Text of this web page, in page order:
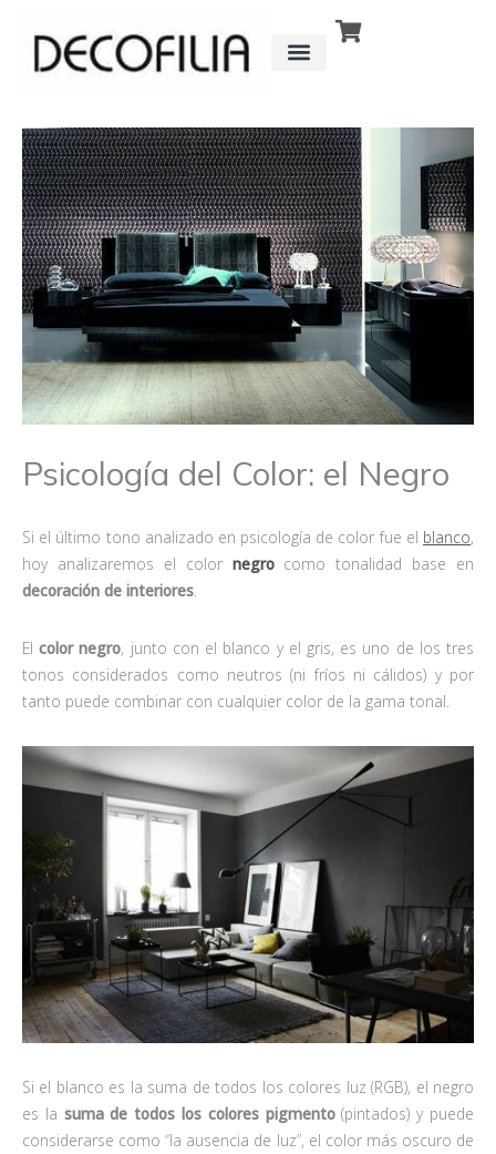
contenido
Psicología del Color: el Negro
Si el último tono analizado en psicología de color fue el blanco,
hoy analizaremos el color negrocomo tonalidad base en
decoración de interiores
Elcolor negro, junto con el blanco y el gris, es uno de los tres
tonos considerados como neutros (ni fríos ni cálidos) y por
tanto puede combinar con cualquier color de la gama tonal.
Si el blanco es la suma de todos los colores luz (RGB), el negro
es la suma de todos los colores pigmento(pintados) y puede
considerarse como “la ausencia de luz”, el color más oscuro de